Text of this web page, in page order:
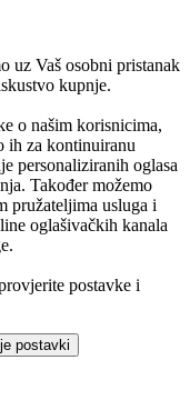
uz Vaš osobni pristanak
kupnje.
o našim korisnicima,
ih za kontinuiranu
personaliziranih oglasa
Također možemo
pružateljima usluga i
oglašivačkih kanala
postavke i
postavki